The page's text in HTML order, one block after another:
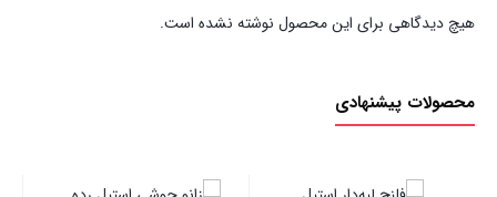
هیچ دیدگاهی برای این محصول نوشته نشده است.
محصولات پیشنهادی